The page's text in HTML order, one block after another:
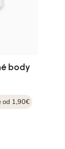
body
od 1,90€